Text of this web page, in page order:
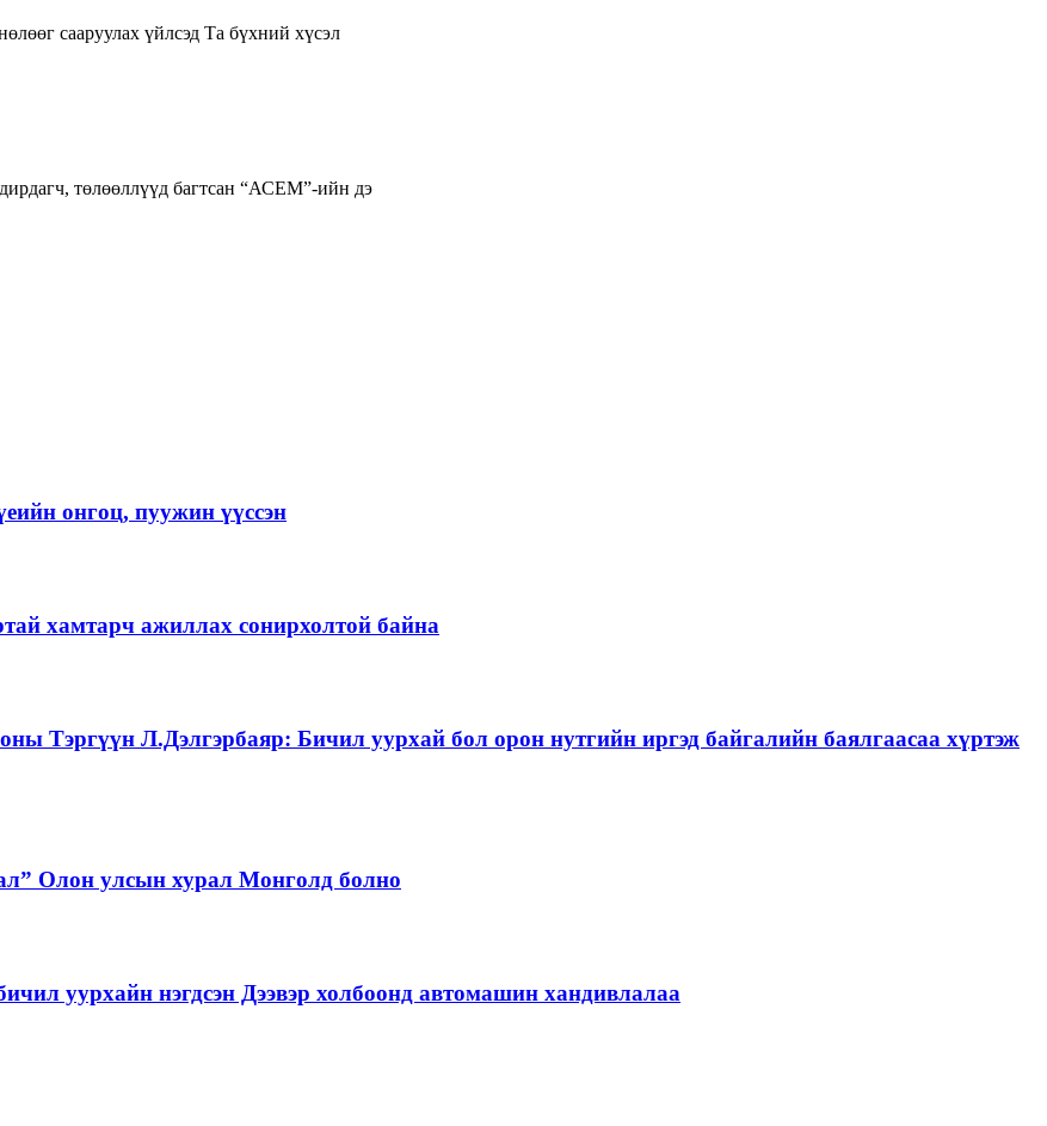
сааруулах үйлсэд Та бүхний хүсэл
төлөөллүүд багтсан “АСЕМ”-ийн дэ
онгоц, пуужин үүссэн
хамтарч ажиллах сонирхолтой байна
Тэргүүн Л.Дэлгэрбаяр: Бичил уурхай бол орон нутгийн иргэд байгалийн баялгаасаа хүртэж
Олон улсын хурал Монголд болно
уурхайн нэгдсэн Дээвэр холбоонд автомашин хандивлалаа